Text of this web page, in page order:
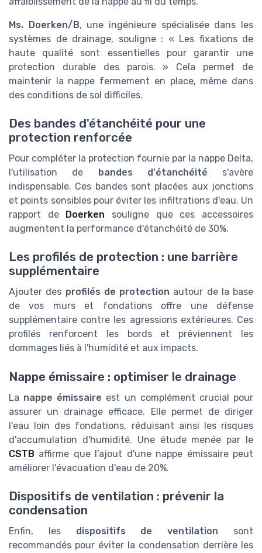
Ms. Doerken/B, une ingénieure spécialisée dans les
systèmes de drainage, souligne : « Les fixations de
haute qualité sont essentielles pour garantir une
protection durable des parois. » Cela permet de
maintenir la nappe fermement en place, même dans
des conditions de sol difficiles.
Des bandes d'étanchéité pour une
protection renforcée
Pour compléter la protection fournie par la nappe Delta,
l'utilisation de bandes d'étanchéité s'avère
indispensable. Ces bandes sont placées aux jonctions
et points sensibles pour éviter les infiltrations d'eau. Un
rapport de Doerken souligne que ces accessoires
augmentent la performance d'étanchéité de 30%.
Les profilés de protection : une barrière
supplémentaire
Ajouter des profilés de protection autour de la base
de vos murs et fondations offre une défense
supplémentaire contre les agressions extérieures. Ces
profilés renforcent les bords et préviennent les
dommages liés à l'humidité et aux impacts.
Nappe émissaire : optimiser le drainage
La nappe émissaire est un complément crucial pour
assurer un drainage efficace. Elle permet de diriger
l'eau loin des fondations, réduisant ainsi les risques
d'accumulation d'humidité. Une étude menée par le
CSTB affirme que l'ajout d'une nappe émissaire peut
améliorer l'évacuation d'eau de 20%.
Dispositifs de ventilation : prévenir la
condensation
Enfin, les dispositifs de ventilation sont
recommandés pour éviter la condensation derrière les